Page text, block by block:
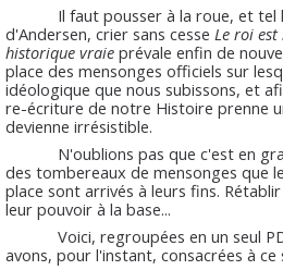
Il faut pousser à la roue, et tel
d'Andersen, crier sans cesse Le roi
historique vraie prévale enfin de
place des mensonges officiels sur
idéologique que nous subissons, et
re-écriture de notre Histoire prenne
devienne irrésistible.
N'oublions pas que c'est en
des tombereaux de mensonges que
place sont arrivés à leurs fins. Rétablir
leur pouvoir à la base...
Voici, regroupées en un seul
avons, pour l'instant, consacrées à ce